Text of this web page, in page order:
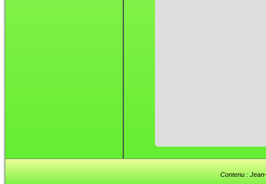
Contenu :